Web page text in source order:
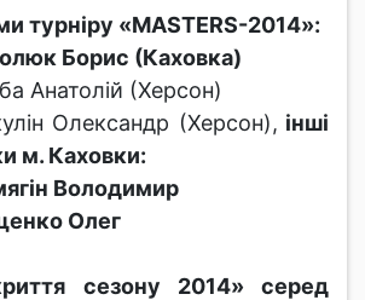
турніру «MASTERS-2014»:
Борис (Каховка)
Анатолій (Херсон)
Олександр (Херсон), інші
м. Каховки:
Володимир
Олег
сезону 2014» серед